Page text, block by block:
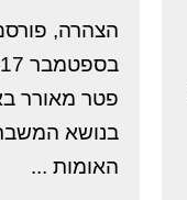
פטר מאורר
בנושא
האומות ...